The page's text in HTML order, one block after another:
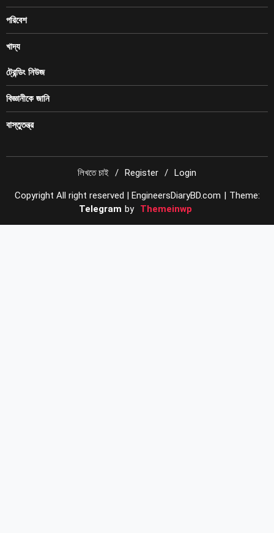
পরিবেশ
খাদ্য
ট্রেন্ডিং নিউজ
বিজ্ঞানীকে জানি
বাস্তুতন্ত্র
লিখতে চাই Register Login
Copyright All right reserved | EngineersDiaryBD.com | Theme:
Telegram by Themeinwp